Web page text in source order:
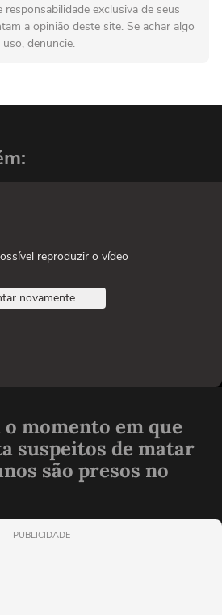
exclusiva de seus
a opinião deste site. Se achar algo
denuncie.
reproduzir o vídeo
novamente
momento em que
suspeitos de matar
são presos no
PUBLICIDADE